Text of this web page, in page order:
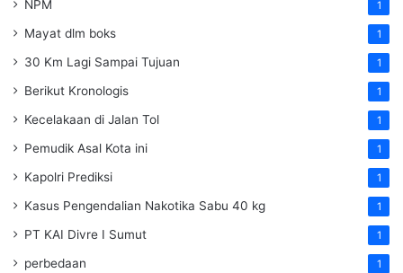
NPM 1
Mayat dlm boks 1
30 Km Lagi Sampai Tujuan 1
Berikut Kronologis 1
Kecelakaan di Jalan Tol 1
Pemudik Asal Kota ini 1
Kapolri Prediksi 1
Kasus Pengendalian Nakotika Sabu 40 kg 1
PT KAI Divre I Sumut 1
perbedaan 1